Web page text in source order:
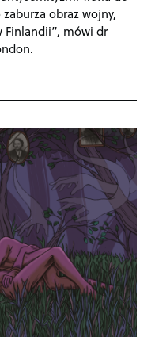
obraz wojny,
Finlandii”, mówi dr